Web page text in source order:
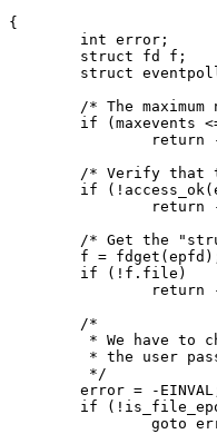
{
int error ;
struct
fd f ;
struct
/* The
if
( maxevents
return
/* Verify that
if
( ! access_ok(
return
/* Get the
f = fdget ( epfd
if
( ! f . file )
return
	 */
error = - EINVAL
if
( !
goto